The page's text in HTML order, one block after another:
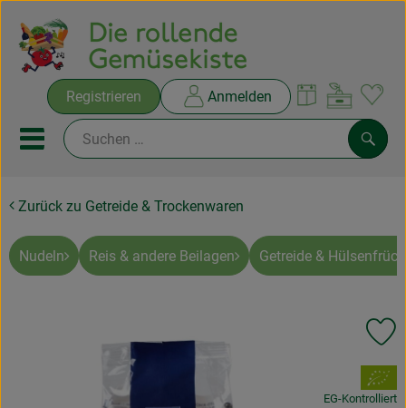
Registrieren Anmelden
Mobiles Menu öffnen oder
Ökokisten
Rezepte
NEUES & ANGEBOTE
Zurück zu Getreide & Trockenwaren
Nudeln Reis & andere Beilagen Getreide &
, Verband:
EG-Kontrolliert